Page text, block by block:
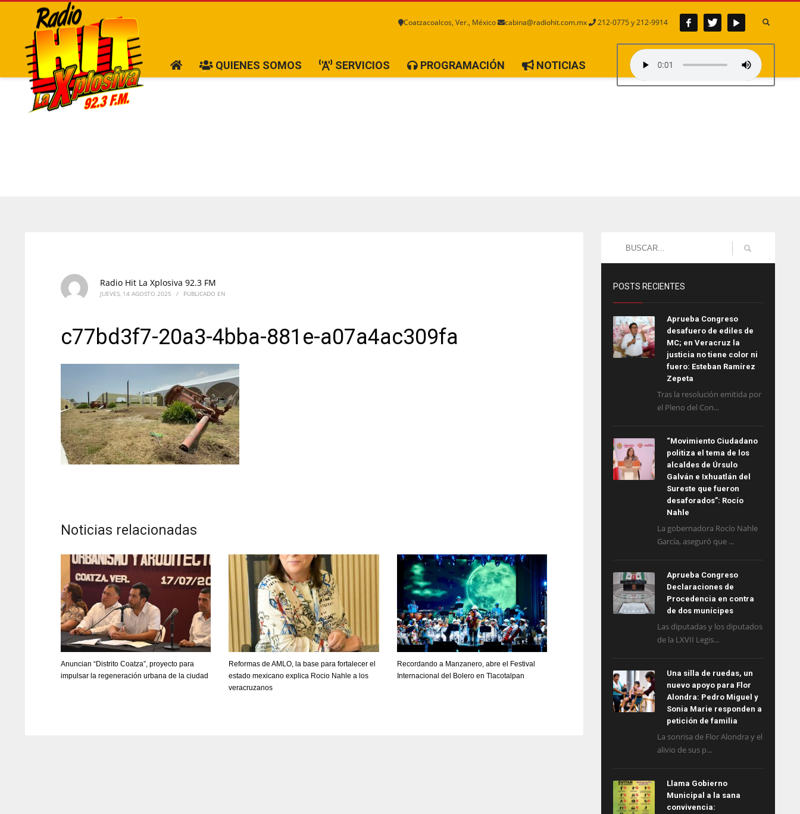
Coatzacoalcos, Ver., México cabina@radiohit.com.mx 212-0775 y 212-9914
QUIENES SOMOS SERVICIOS PROGRAMACIÓN NOTICIAS
Radio Hit La Xplosiva 92.3 FM
JUEVES, 14 AGOSTO 2025 / PUBLICADO EN
c77bd3f7-20a3-4bba-881e-a07a4ac309fa
Noticias relacionadas
Anuncian “Distrito Coatza”, proyecto para
impulsar la regeneración urbana de la ciudad
Reformas de AMLO, la base para fortalecer el
estado mexicano explica Rocio Nahle a los
veracruzanos
Recordando a Manzanero, abre el Festival
Internacional del Bolero en Tlacotalpan
POSTS RECIENTES
Aprueba Congreso
desafuero de ediles de
MC; en Veracruz la
justicia no tiene color ni
fuero: Esteban Ramírez
Zepeta
Tras la resolución emitida por
el Pleno del Con...
“Movimiento Ciudadano
politiza el tema de los
alcaldes de Úrsulo
Galván e Ixhuatlán del
Sureste que fueron
desaforados”: Rocío
Nahle
La gobernadora Rocío Nahle
García, aseguró que ...
Aprueba Congreso
Declaraciones de
Procedencia en contra
de dos munícipes
Las diputadas y los diputados
de la LXVII Legis...
Una silla de ruedas, un
nuevo apoyo para Flor
Alondra: Pedro Miguel y
Sonia Marie responden a
petición de familia
La sonrisa de Flor Alondra y el
alivio de sus p...
Llama Gobierno
Municipal a la sana
convivencia: